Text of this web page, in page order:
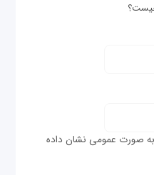
صورت عمومی نشان داده